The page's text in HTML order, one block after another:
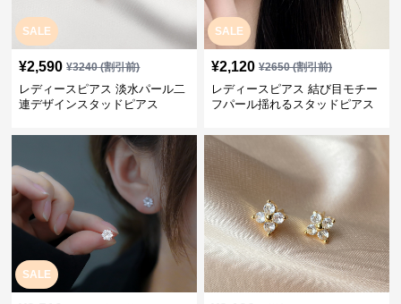
SALE
¥2,590 ¥3240(割引前)
レディースピアス 淡水パール二
連デザインスタッドピアス
SALE
¥2,120 ¥2650(割引前)
レディースピアス 結び目モチー
フパール揺れるスタッドピアス
SALE